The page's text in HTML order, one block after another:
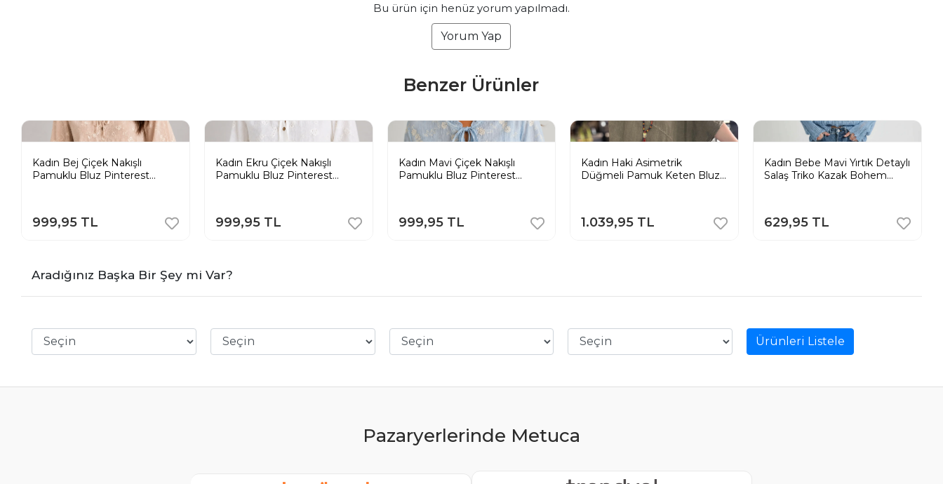
Bu ürün için henüz yorum yapılmadı.
Yorum Yap
Benzer Ürünler
Kadın Bej Çiçek Nakışlı
Pamuklu Bluz Pinterest
999,95 TL
Kadın Ekru Çiçek Nakışlı
Pamuklu Bluz Pinterest
999,95 TL
Kadın Mavi Çiçek Nakışlı
Pamuklu Bluz Pinterest
999,95 TL
Kadın Haki Asimetrik
Düğmeli Pamuk Keten Bluz
1.039,95 TL
Kadın Bebe Mavi Yırtık Detaylı
Salaş Triko Kazak Bohem
629,95 TL
Aradığınız Başka Bir Şey mi Var?
Ürünleri Listele